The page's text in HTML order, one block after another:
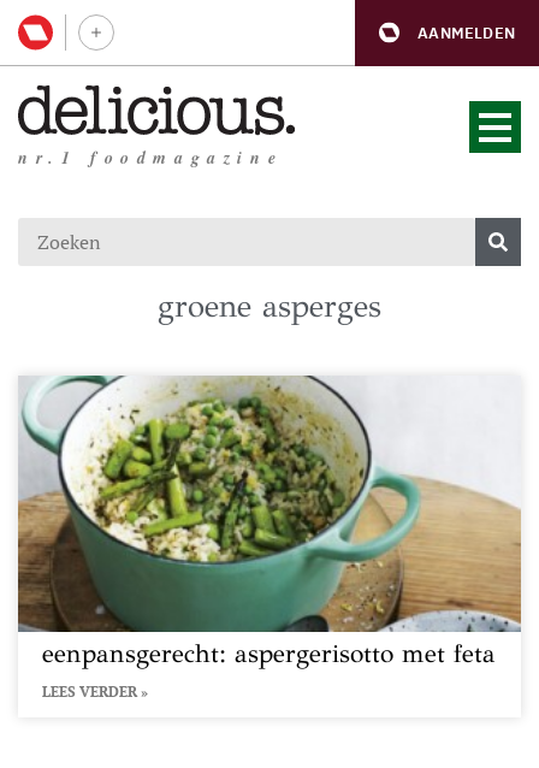
AANMELDEN
nr.1 foodmagazine
groene asperges
eenpansgerecht: aspergerisotto met feta
LEES VERDER »